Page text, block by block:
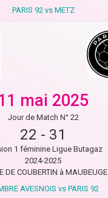
PARIS 92 vs METZ
mai 2025
Jour de Match N° 22
22 - 31
1 féminine Ligue Butagaz
2024-2025
DE COUBERTIN à MAUBEUGE
AVESNOIS vs PARIS 92